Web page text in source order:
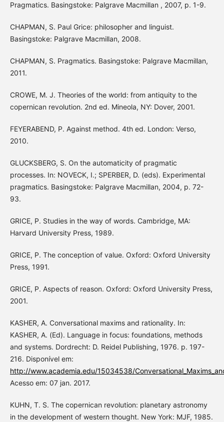
Pragmatics. Basingstoke: Palgrave Macmillan , 2007, p. 1-9.
CHAPMAN, S. Paul Grice: philosopher and linguist.
Basingstoke: Palgrave Macmillan, 2008.
CHAPMAN, S. Pragmatics. Basingstoke: Palgrave Macmillan,
2011.
CROWE, M. J. Theories of the world: from antiquity to the
copernican revolution. 2nd ed. Mineola, NY: Dover, 2001.
FEYERABEND, P. Against method. 4th ed. London: Verso,
2010.
GLUCKSBERG, S. On the automaticity of pragmatic
processes. In: NOVECK, I.; SPERBER, D. (eds). Experimental
pragmatics. Basingstoke: Palgrave Macmillan, 2004, p. 72-
93.
GRICE, P. Studies in the way of words. Cambridge, MA:
Harvard University Press, 1989.
GRICE, P. The conception of value. Oxford: Oxford University
Press, 1991.
GRICE, P. Aspects of reason. Oxford: Oxford University Press,
2001.
KASHER, A. Conversational maxims and rationality. In:
KASHER, A. (Ed). Language in focus: foundations, methods
and systems. Dordrecht: D. Reidel Publishing, 1976. p. 197-
216. Disponível em:
http://www.academia.edu/15034538/
Acesso em: 07 jan. 2017.
KUHN, T. S. The copernican revolution: planetary astronomy
in the development of western thought. New York: MJF, 1985.